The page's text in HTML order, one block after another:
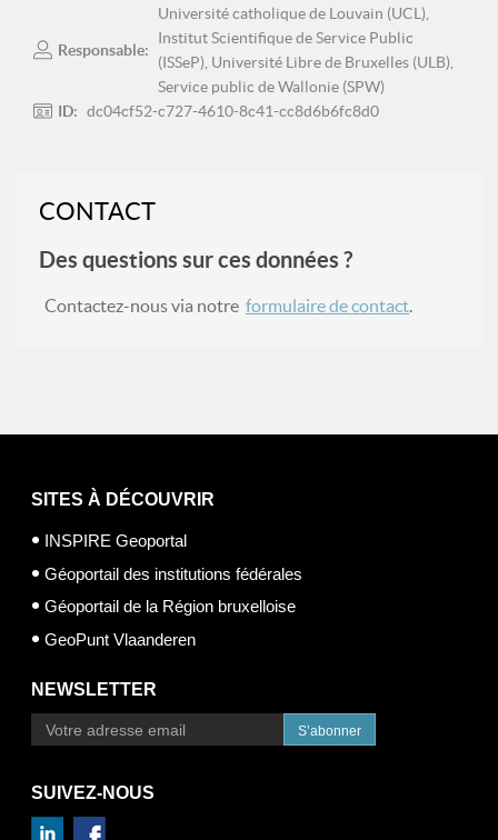
Responsable:
Université catholique de Louvain (UCL),
Institut Scientifique de Service Public
(ISSeP), Université Libre de Bruxelles (ULB),
Service public de Wallonie (SPW)
ID: dc04cf52-c727-4610-8c41-cc8d6b6fc8d0
CONTACT
Des questions sur ces données ?
Contactez-nous via notre formulaire de contact.
SITES À DÉCOUVRIR
INSPIRE Geoportal
Géoportail des institutions fédérales
Géoportail de la Région bruxelloise
GeoPunt Vlaanderen
NEWSLETTER
S’abonner
SUIVEZ-NOUS